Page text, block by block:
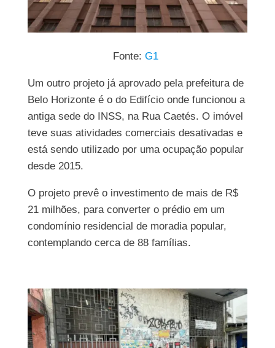
Fonte:G1
Um outro projeto já aprovado pela prefeitura de
Belo Horizonte é o do Edifício onde funcionou a
antiga sede do INSS, na Rua Caetés. O imóvel
teve suas atividades comerciais desativadas e
está sendo utilizado por uma ocupação popular
desde 2015.
O projeto prevê o investimento de mais de R$
21 milhões, para converter o prédio em um
condomínio residencial de moradia popular,
contemplando cerca de 88 famílias.